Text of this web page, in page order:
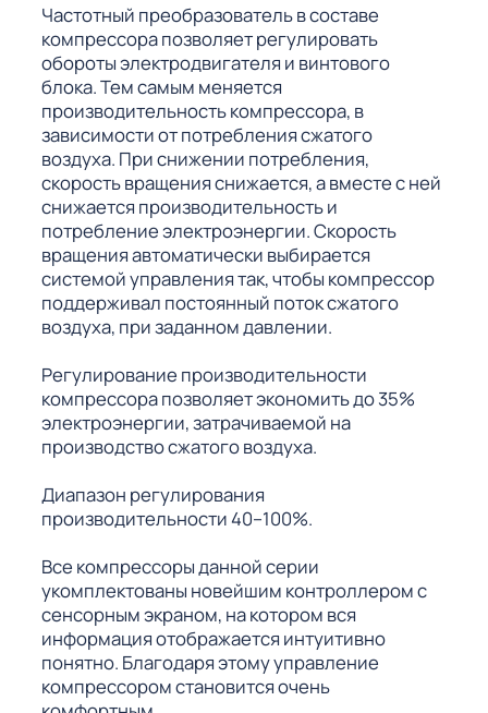
Частотный преобразователь в составе
компрессора позволяет регулировать
обороты электродвигателя и винтового
блока. Тем самым меняется
производительность компрессора, в
зависимости от потребления сжатого
воздуха. При снижении потребления,
скорость вращения снижается, а вместе с ней
снижается производительность и
потребление электроэнергии. Скорость
вращения автоматически выбирается
системой управления так, чтобы компрессор
поддерживал постоянный поток сжатого
воздуха, при заданном давлении.
Регулирование производительности
компрессора позволяет экономить до 35%
электроэнергии, затрачиваемой на
производство сжатого воздуха.
Диапазон регулирования
производительности 40–100%.
Все компрессоры данной серии
укомплектованы новейшим контроллером с
сенсорным экраном, на котором вся
информация отображается интуитивно
понятно. Благодаря этому управление
компрессором становится очень